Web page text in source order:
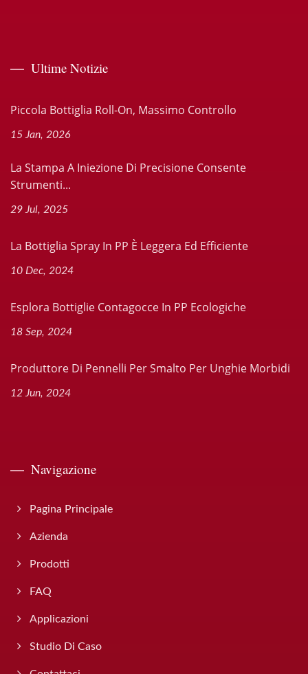
Ultime Notizie
Piccola Bottiglia Roll-On, Massimo Controllo
15 Jan, 2026
La Stampa A Iniezione Di Precisione Consente
Strumenti...
29 Jul, 2025
La Bottiglia Spray In PP È Leggera Ed Efficiente
10 Dec, 2024
Esplora Bottiglie Contagocce In PP Ecologiche
18 Sep, 2024
Produttore Di Pennelli Per Smalto Per Unghie Morbidi
12 Jun, 2024
Navigazione
Pagina Principale
Azienda
Prodotti
FAQ
Applicazioni
Studio Di Caso